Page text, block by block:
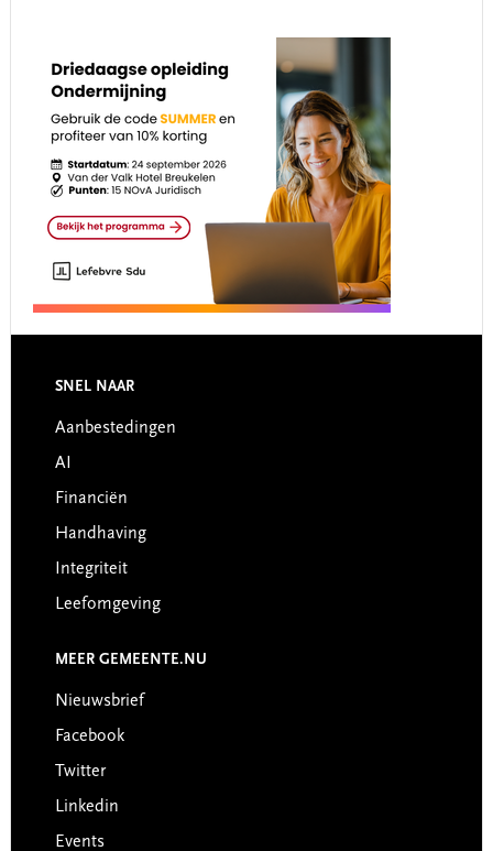
Footer
SNEL NAAR
Aanbestedingen
AI
Financiën
Handhaving
Integriteit
Leefomgeving
MEER GEMEENTE.NU
Nieuwsbrief
Facebook
Twitter
Linkedin
Events